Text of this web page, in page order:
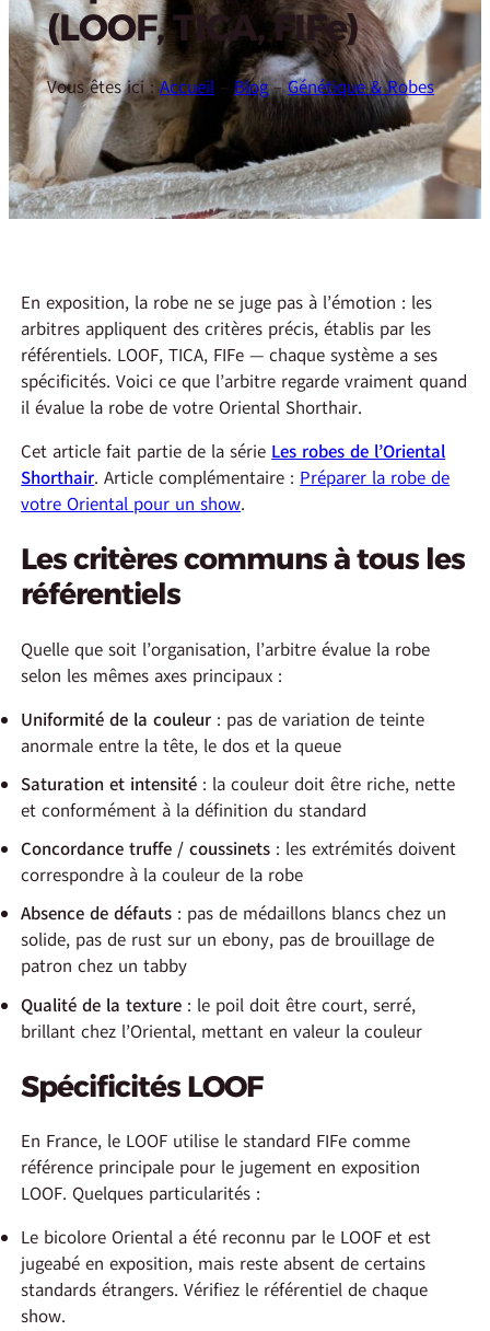
(LOOF, TICA, FIFe)
Vous êtes ici : Accueil –Blog–Génétique & Robes
En exposition, la robe ne se juge pas à l’émotion : les
arbitres appliquent des critères précis, établis par les
référentiels. LOOF, TICA, FIFe — chaque système a ses
spécificités. Voici ce que l’arbitre regarde vraiment quand
il évalue la robe de votre Oriental Shorthair.
Cet article fait partie de la série Les robes de l’Oriental
Shorthair. Article complémentaire : Préparer la robe de
votre Oriental pour un show.
Les critères communs à tous les
référentiels
Quelle que soit l’organisation, l’arbitre évalue la robe
selon les mêmes axes principaux :
Uniformité de la couleur : pas de variation de teinte
anormale entre la tête, le dos et la queue
Saturation et intensité : la couleur doit être riche, nette
et conformément à la définition du standard
Concordance truffe / coussinets : les extrémités doivent
correspondre à la couleur de la robe
Absence de défauts : pas de médaillons blancs chez un
solide, pas de rust sur un ebony, pas de brouillage de
patron chez un tabby
Qualité de la texture : le poil doit être court, serré,
brillant chez l’Oriental, mettant en valeur la couleur
Spécificités LOOF
En France, le LOOF utilise le standard FIFe comme
référence principale pour le jugement en exposition
LOOF. Quelques particularités :
Le bicolore Oriental a été reconnu par le LOOF et est
jugeabé en exposition, mais reste absent de certains
standards étrangers. Vérifiez le référentiel de chaque
show.